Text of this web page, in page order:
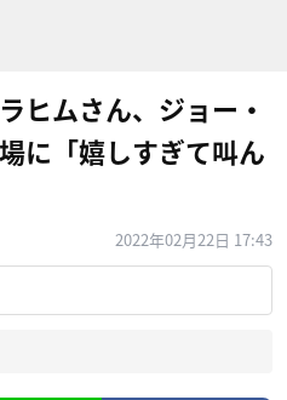
ヒムさん、ジョー・
に「嬉しすぎて叫ん
2022年02月22日 17:43